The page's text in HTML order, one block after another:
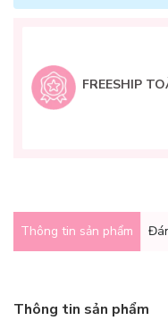
FREESHIP
Thông tin sản phẩm
Thông tin sản phẩm